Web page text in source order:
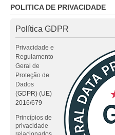
POLITICA DE PRIVACIDADE
Política GDPR
Privacidade e
Regulamento
Geral de
Proteção de
Dados
(GDPR) (UE)
2016/679
Princípios de
privacidade